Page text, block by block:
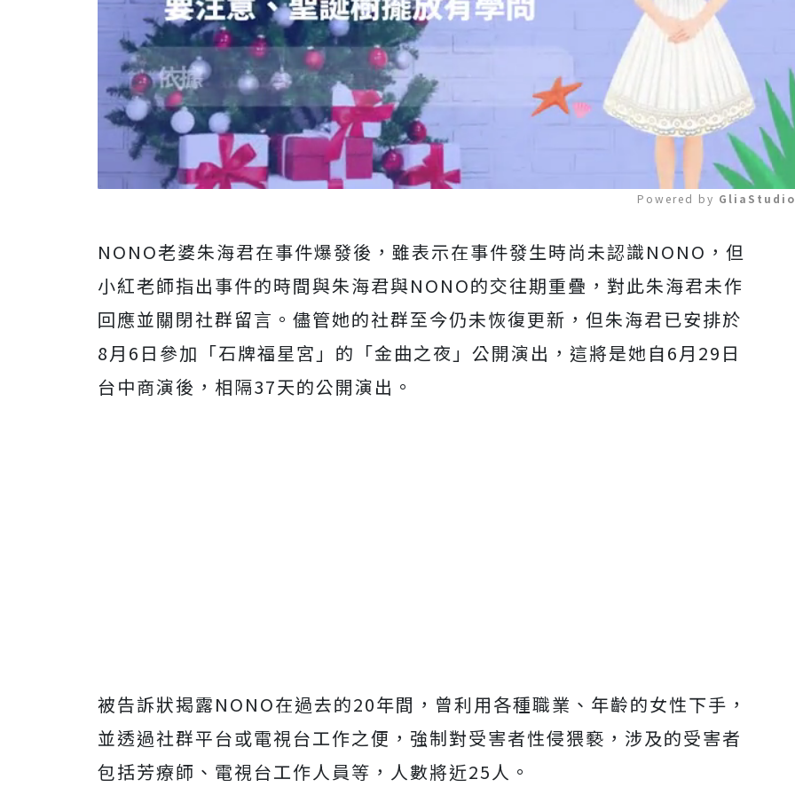
Mute
Powered by
NONO老婆朱海君在事件爆發後，雖表示在事件發生時尚未認識NONO，但
小紅老師指出事件的時間與朱海君與NONO的交往期重疊，對此朱海君未作
回應並關閉社群留言。儘管她的社群至今仍未恢復更新，但朱海君已安排於
8月6日參加「石牌福星宮」的「金曲之夜」公開演出，這將是她自6月29日
台中商演後，相隔37天的公開演出。
被告訴狀揭露NONO在過去的20年間，曾利用各種職業、年齡的女性下手，
並透過社群平台或電視台工作之便，強制對受害者性侵猥褻，涉及的受害者
包括芳療師、電視台工作人員等，人數將近25人。